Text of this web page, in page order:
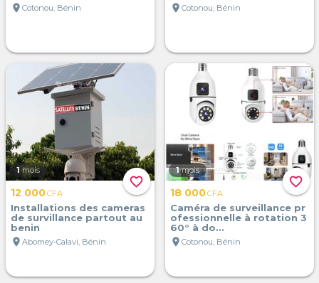
location_on Cotonou, Bénin
location_on Cotonou, Bénin
favorite_border
1 mois
12 000CFA
Installations des cameras
de survillance partout au
benin
location_on Abomey-Calavi, Bénin
favorite_border
1 mois
18 000CFA
Caméra de surveillance pr
ofessionnelle à rotation 3
60° à do...
location_on Cotonou, Bénin